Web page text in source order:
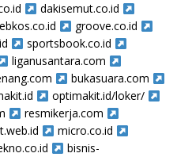
dakisemut.co.id
groove.co.id
sportsbook.co.id
liganusantara.com
bukasuara.com
optimakit.id/loker/
resmikerja.com
micro.co.id
bisnis-